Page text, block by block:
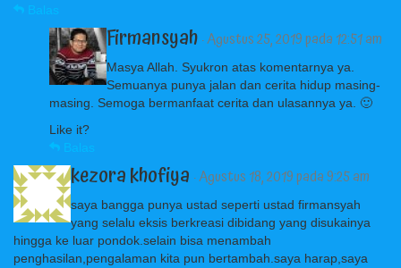
Balas
Firmansyah· Agustus 25, 2019 pada 12:51 am
Masya Allah. Syukron atas komentarnya ya.
Semuanya punya jalan dan cerita hidup masing-
masing. Semoga bermanfaat cerita dan ulasannya ya. 🙂
Like it?
Balas
kezora khofiya · Agustus 18, 2019 pada 9:25 am
saya bangga punya ustad seperti ustad firmansyah
yang selalu eksis berkreasi dibidang yang disukainya
hingga ke luar pondok.selain bisa menambah
penghasilan,pengalaman kita pun bertambah.saya harap,saya